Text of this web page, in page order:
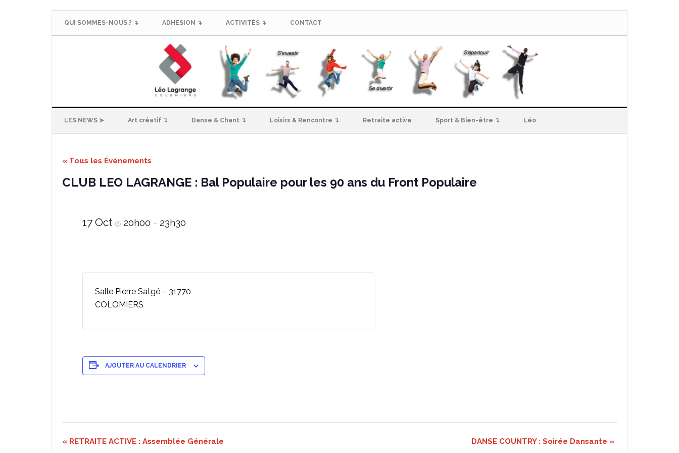
QUI SOMMES-NOUS ? ↴ ADHESION ↴ ACTIVITÉS ↴ CONTACT
LES NEWS ➤ Art créatif ↴ Danse & Chant ↴ Loisirs & Rencontre ↴ Retraite active Sport & Bien-être ↴ Léo
« Tous les Évènements
CLUB LEO LAGRANGE : Bal Populaire pour les 90 ans du Front Populaire
17 Oct @ 20h00 – 23h30
Salle Pierre Satgé – 31770
COLOMIERS
AJOUTER AU CALENDRIER
Navigation
« RETRAITE ACTIVE : Assemblée Générale DANSE COUNTRY : Soirée Dansante »